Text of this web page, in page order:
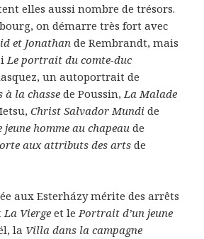
elles aussi nombre de trésors.
on démarre très fort avec
et Jonathan de Rembrandt, mais
Le portrait du comte-duc
un autoportrait de
à la chasse de Poussin,La Malade
Christ Salvador Mundi de
homme au chapeau de
aux attributs des arts de
aux Esterházy mérite des arrêts
La Vierge et lePortrait d’un jeune
la Villa dans la campagne